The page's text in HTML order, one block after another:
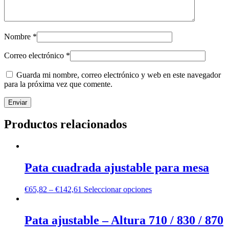
Nombre *
Correo electrónico *
Guarda mi nombre, correo electrónico y web en este navegador
para la próxima vez que comente.
Productos relacionados
Pata cuadrada ajustable para mesa
€65,82 – €142,61 Seleccionar opciones
Pata ajustable – Altura 710 / 830 / 870